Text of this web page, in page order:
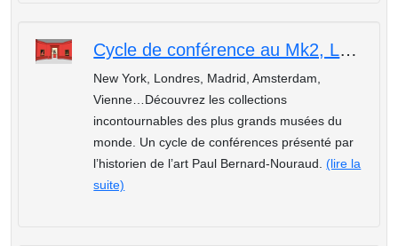
Cycle de conférence au Mk2, Les plus beaux musées du monde : Le Musée du Prado de Madrid
New York, Londres, Madrid, Amsterdam,
Vienne…Découvrez les collections
incontournables des plus grands musées du
monde. Un cycle de conférences présenté par
l’historien de l’art Paul Bernard-Nouraud.(lire la
suite)